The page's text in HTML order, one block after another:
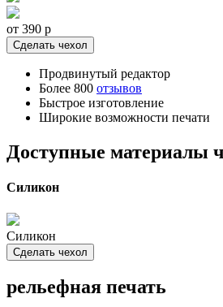
от 390 p
Сделать чехол
Продвинутый редактор
Более 800 отзывов
Быстрое изготовление
Широкие возможности печати
Доступные материалы
Силикон
Силикон
Сделать чехол
рельефная печать